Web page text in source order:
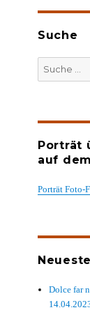
Suche
Porträt
auf
Porträt Foto-
Dolce far